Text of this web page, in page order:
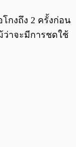
กงถึง 2 ครั้งก่อน
ว่าจะมีการชดใช้